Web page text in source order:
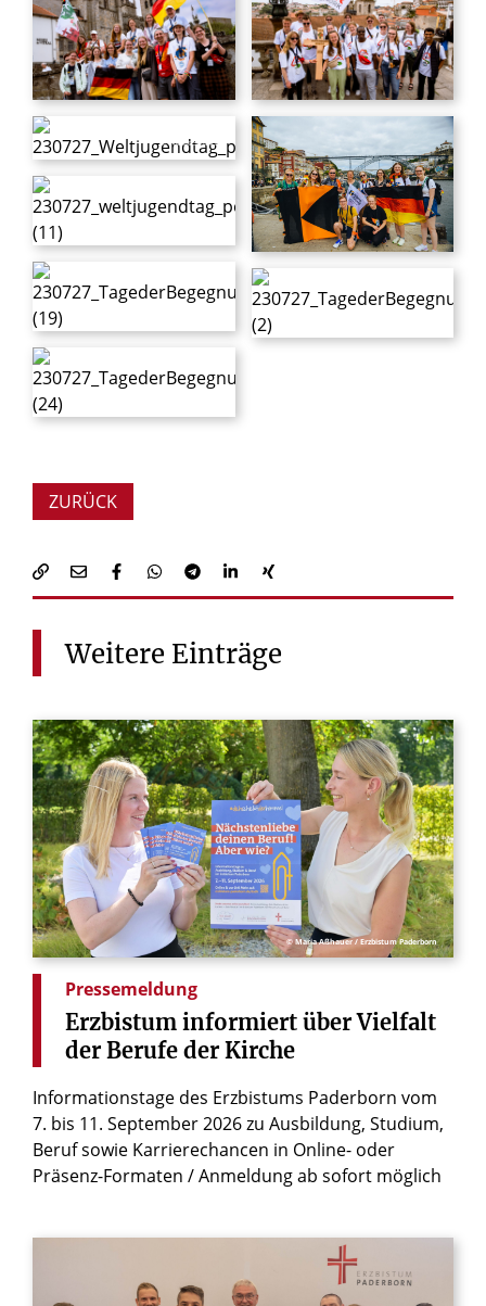
© Tobias Strunck
ZURÜCK
Weitere Einträge
© Maria Aßhauer / Erzbistum Paderborn
Pressemeldung
Erzbistum informiert über Vielfalt
der Berufe der Kirche
Informationstage des Erzbistums Paderborn vom
7. bis 11. September 2026 zu Ausbildung, Studium,
Beruf sowie Karrierechancen in Online- oder
Präsenz-Formaten / Anmeldung ab sofort möglich